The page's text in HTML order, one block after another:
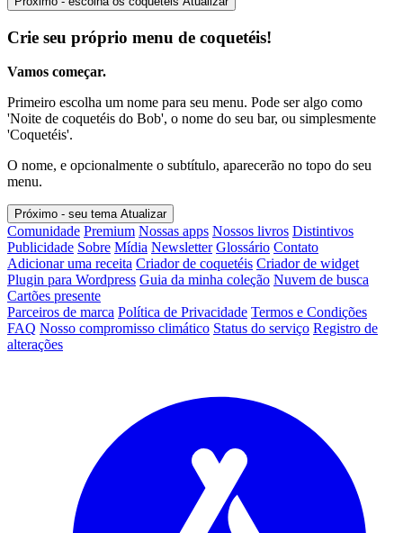
Crie seu próprio menu de coquetéis!
Vamos começar.
Primeiro escolha um nome para seu menu. Pode ser algo como
'Noite de coquetéis do Bob', o nome do seu bar, ou simplesmente
'Coquetéis'.
O nome, e opcionalmente o subtítulo, aparecerão no topo do seu
menu.
Próximo - seu tema Atualizar
Comunidade Premium Nossas apps Nossos livros Distintivos
Publicidade Sobre Mídia Newsletter Glossário Contato
Adicionar uma receita Criador de coquetéis Criador de widget
Plugin para Wordpress Guia da minha coleção Nuvem de busca
Cartões presente
Parceiros de marca Política de Privacidade Termos e Condições
FAQ Nosso compromisso climático Status do serviço Registro de
alterações